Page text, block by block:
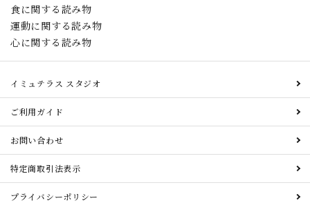
食に関する読み物
運動に関する読み物
心に関する読み物
イミュテラス スタジオ
ご利用ガイド
お問い合わせ
特定商取引法表示
プライバシーポリシー